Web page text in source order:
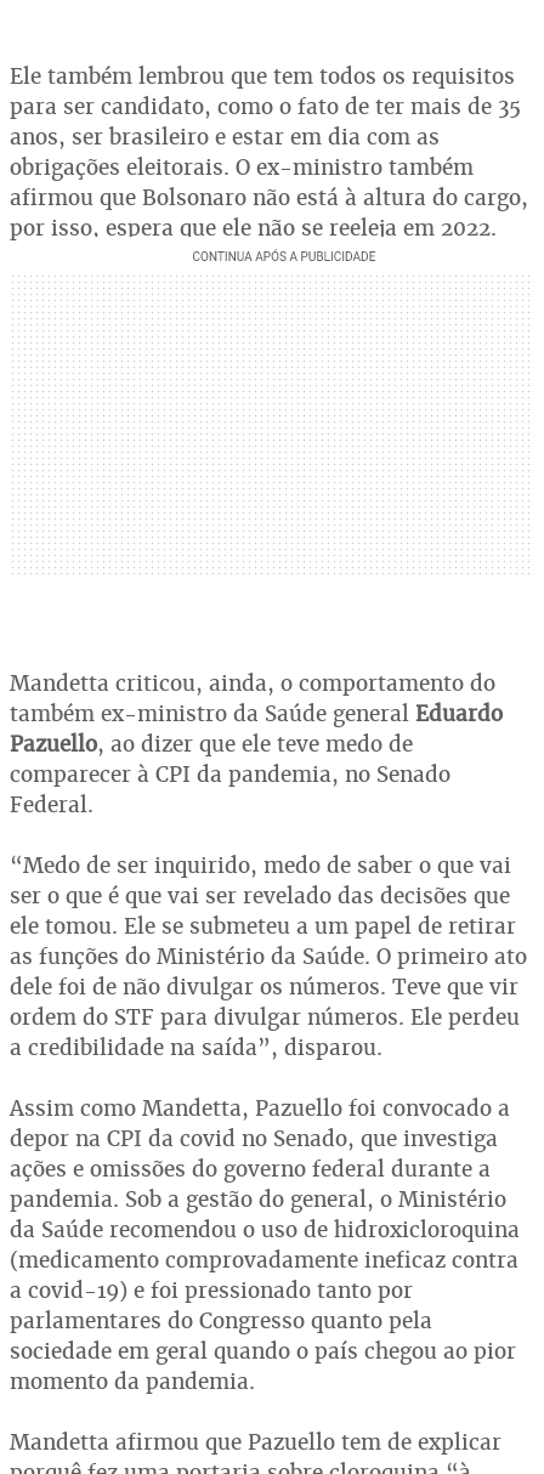
Ele também lembrou que tem todos os requisitos
para ser candidato, como o fato de ter mais de 35
anos, ser brasileiro e estar em dia com as
obrigações eleitorais. O ex-ministro também
afirmou que Bolsonaro não está à altura do cargo,
por isso, espera que ele não se reeleja em 2022.
Mandetta criticou, ainda, o comportamento do
também ex-ministro da Saúde general Eduardo
Pazuello, ao dizer que ele teve medo de
comparecer à CPI da pandemia, no Senado
Federal.
“Medo de ser inquirido, medo de saber o que vai
ser o que é que vai ser revelado das decisões que
ele tomou. Ele se submeteu a um papel de retirar
as funções do Ministério da Saúde. O primeiro ato
dele foi de não divulgar os números. Teve que vir
ordem do STF para divulgar números. Ele perdeu
a credibilidade na saída”, disparou.
Assim como Mandetta, Pazuello foi convocado a
depor na CPI da covid no Senado, que investiga
ações e omissões do governo federal durante a
pandemia. Sob a gestão do general, o Ministério
da Saúde recomendou o uso de hidroxicloroquina
(medicamento comprovadamente ineficaz contra
a covid-19) e foi pressionado tanto por
parlamentares do Congresso quanto pela
sociedade em geral quando o país chegou ao pior
momento da pandemia.
Mandetta afirmou que Pazuello tem de explicar